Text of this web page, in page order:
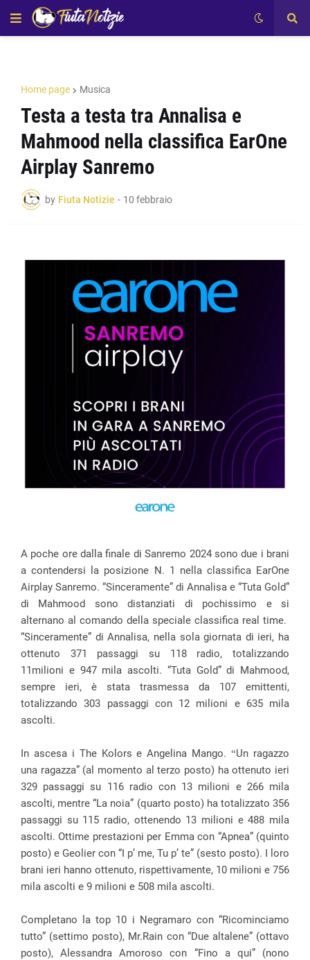
Home page Musica
Testa a testa tra Annalisa e
Mahmood nella classifica EarOne
Airplay Sanremo
by Fiuta Notizie - 10 febbraio
A poche ore dalla finale di Sanremo 2024 sono due i brani
a contendersi la posizione N. 1 nella classifica EarOne
Airplay Sanremo. “Sinceramente” di Annalisa e “Tuta Gold”
di Mahmood sono distanziati di pochissimo e si
alternano al comando della speciale classifica real time.
“Sinceramente” di Annalisa, nella sola giornata di ieri, ha
ottenuto 371 passaggi su 118 radio, totalizzando
11milioni e 947 mila ascolti. “Tuta Gold” di Mahmood,
sempre ieri, è stata trasmessa da 107 emittenti,
totalizzando 303 passaggi con 12 milioni e 635 mila
ascolti.
In ascesa i The Kolors e Angelina Mango.“Un ragazzo
una ragazza” (al momento al terzo posto) ha ottenuto ieri
329 passaggi su 116 radio con 13 milioni e 266 mila
ascolti, mentre “La noia” (quarto posto) ha totalizzato 356
passaggi su 115 radio, ottenendo 13 milioni e 488 mila
ascolti. Ottime prestazioni per Emma con “Apnea” (quinto
posto) e Geolier con “I p’ me, Tu p’ te” (sesto posto). I loro
brani ieri hanno ottenuto, rispettivamente, 10 milioni e 756
mila ascolti e 9 milioni e 508 mila ascolti.
Completano la top 10 i Negramaro con “Ricominciamo
tutto” (settimo posto), Mr.Rain con “Due altalene” (ottavo
posto), Alessandra Amoroso con “Fino a qui” (nono